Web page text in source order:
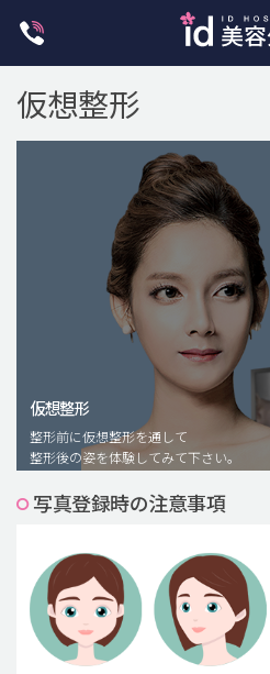
脂肪注入(アンチエイジング)
豊胸手術・バストアップ
プチ整形
メンズ整形
idリアルストーリー
idニュース
仮想整形
仮想整形
整形前に仮想整形を通して
整形後の姿を体験してみて下さい。
写真登録時の注意事項